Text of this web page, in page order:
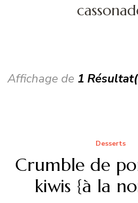
Affichage de 1
Desserts
Crumble de
kiwis {à la